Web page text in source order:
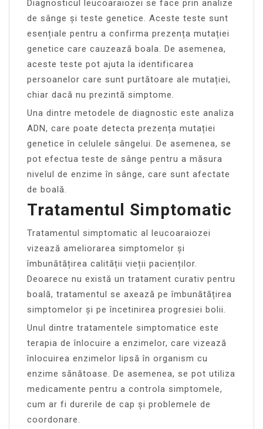
Diagnosticul leucoaraiozei se face prin analize
de sânge și teste genetice. Aceste teste sunt
esențiale pentru a confirma prezența mutației
genetice care cauzează boala. De asemenea,
aceste teste pot ajuta la identificarea
persoanelor care sunt purtătoare ale mutației,
chiar dacă nu prezintă simptome.
Una dintre metodele de diagnostic este analiza
ADN, care poate detecta prezența mutației
genetice în celulele sângelui. De asemenea, se
pot efectua teste de sânge pentru a măsura
nivelul de enzime în sânge, care sunt afectate
de boală.
Tratamentul Simptomatic
Tratamentul simptomatic al leucoaraiozei
vizează ameliorarea simptomelor și
îmbunătățirea calității vieții pacienților.
Deoarece nu există un tratament curativ pentru
boală, tratamentul se axează pe îmbunătățirea
simptomelor și pe încetinirea progresiei bolii.
Unul dintre tratamentele simptomatice este
terapia de înlocuire a enzimelor, care vizează
înlocuirea enzimelor lipsă în organism cu
enzime sănătoase. De asemenea, se pot utiliza
medicamente pentru a controla simptomele,
cum ar fi durerile de cap și problemele de
coordonare.